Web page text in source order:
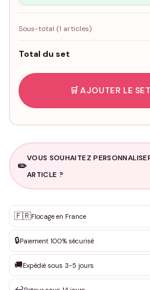
Sous-total (1 articles)
Total du set
🛒 AJOUTER LE
✏️
VOUS SOUHAITEZ
ARTICLE ?
✨ Personnalisation sur mesure
DEVIS GRATUIT ·
Que souhaitez-vous ?*
🇫🇷Flocage en France
🔒Paiement 100% sécurisé
🚚Expédié sous 3-5 jours